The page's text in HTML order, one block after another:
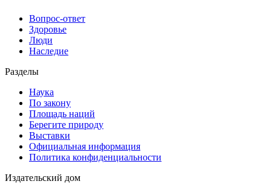
Вопрос-ответ
Здоровье
Люди
Наследие
Разделы
Наука
По закону
Площадь наций
Берегите природу
Выставки
Официальная информация
Политика конфиденциальности
Издательский дом